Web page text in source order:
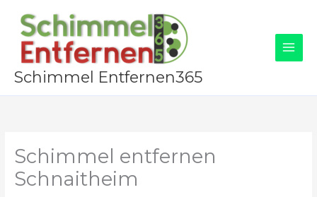
Inhalt
springen
Schimmel Entfernen365
Schimmel entfernen
Schnaitheim